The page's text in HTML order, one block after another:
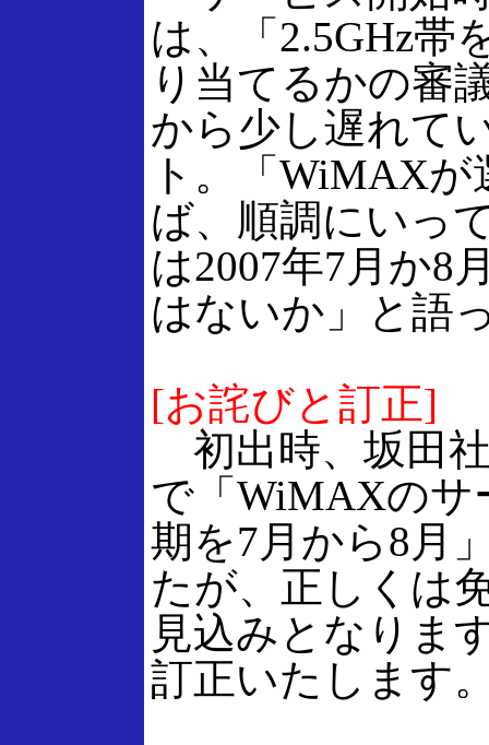
は、「2.5GHz帯
り当てるかの審
から少し遅れて
ト。「WiMAX
ば、順調にいっ
は2007年7月か8
はないか」と語
[お詫びと訂正]
初出時、坂田
で「WiMAXのサ
期を7月から8月
たが、正しくは
見込みとなりま
訂正いたします